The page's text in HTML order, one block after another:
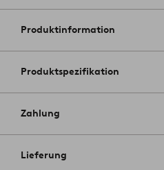
Produktinformation
Produktspezifikation
Zahlung
Lieferung